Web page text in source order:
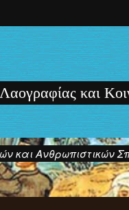
και Ανθρωπιστικών
και